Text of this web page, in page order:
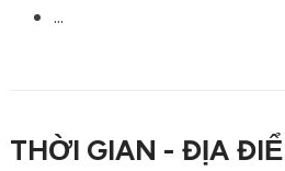
...
THỜI GIAN - ĐỊA